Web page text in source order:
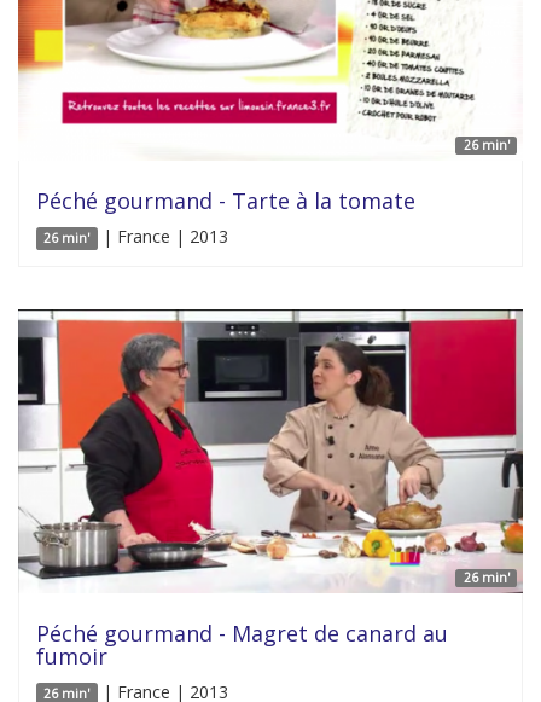
26 min'
Péché gourmand - Tarte à la tomate
26 min' | France | 2013
26 min'
Péché gourmand - Magret de canard au
fumoir
26 min' | France | 2013